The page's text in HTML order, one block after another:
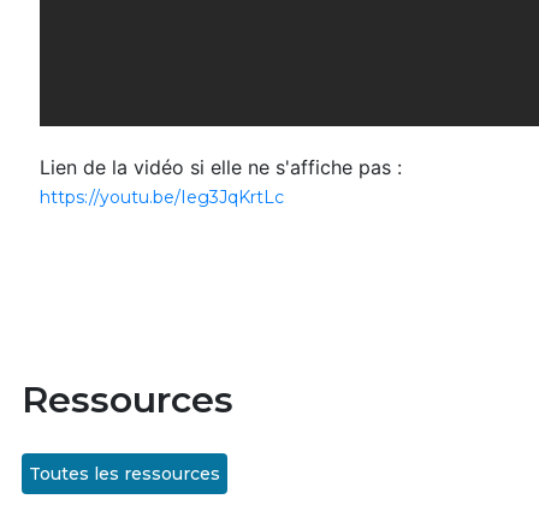
Lien de la vidéo si elle ne s'affiche pas :
https://youtu.be/Ieg3JqKrtLc
Ressources
Toutes les ressources